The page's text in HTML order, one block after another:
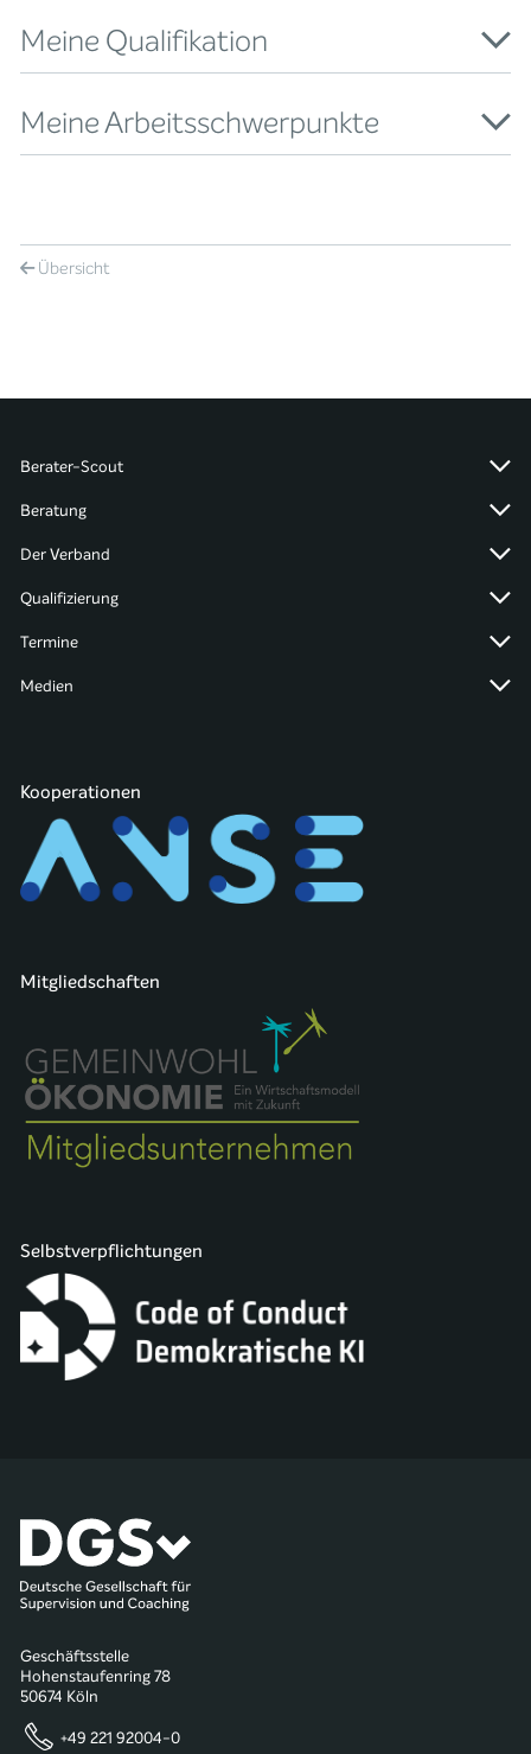
Meine Qualifikation
Meine Arbeitsschwerpunkte
Übersicht
Berater-Scout
Beratung
Der Verband
Qualifizierung
Termine
Medien
Kooperationen
Mitgliedschaften
Selbstverpflichtungen
Geschäftsstelle
Hohenstaufenring 78
50674 Köln
+49 221 92004-0